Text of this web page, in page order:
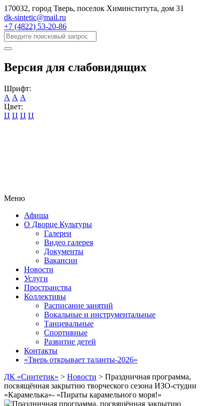
170032, город Тверь, поселок Химинститута, дом 31
dk-sintetic@mail.ru
+7 (4822) 53-20-86
Версия для слабовидящих
Шрифт:
А А А
Цвет:
Ц Ц Ц Ц
Меню
Афиша
О Дворце Культуры
Галереи
Видео галерея
Документы
Вакансии
Новости
Услуги
Пространства
Коллективы
Расписание занятий
Вокальные и инструментальные
Танцевальные
Спортивные
Развитие детей
Контакты
«Тверь открывает таланты-2026»
ДК «Синтетик» > Новости > Праздничная программа,
посвящённая закрытию творческого сезона ИЗО-студии
«Карамелька»- «Пираты карамельного моря!»